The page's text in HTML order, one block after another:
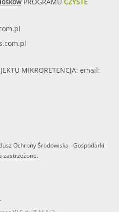
MIKRORETENCJA: email:
Ochrony Środowiska i Gospodarki
zastrzeżone.